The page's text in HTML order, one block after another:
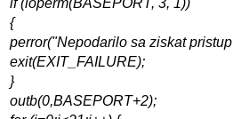
if (ioperm(BASEPORT, 3, 1))
{
perror("Nepodarilo sa ziskat
exit(EXIT_FAILURE);
}
outb(0,BASEPORT+2);